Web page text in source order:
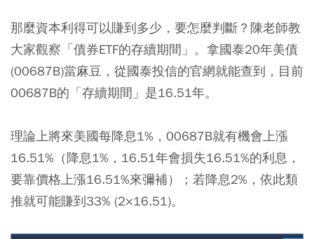
那麼資本利得可以賺到多少，要怎麼判斷？陳老師教
大家觀察「債券ETF的存續期間」。拿國泰20年美債
(00687B)當麻豆，從國泰投信的官網就能查到，目前
00687B的「存續期間」是16.51年。
理論上將來美國每降息1%，00687B就有機會上漲
16.51%（降息1%，16.51年會損失16.51%的利息，
要靠價格上漲16.51%來彌補）；若降息2%，依此類
推就可能賺到33% (2×16.51)。